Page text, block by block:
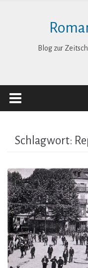
Blog zur
Schlagwort: